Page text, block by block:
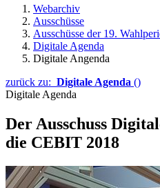
Webarchiv
Ausschüsse
Ausschüsse der 19.
Digitale Agenda
Digitale Angenda
zurück zu: Digitale Agenda ()
Digitale Agenda
Der Ausschuss
die CEBIT 2018